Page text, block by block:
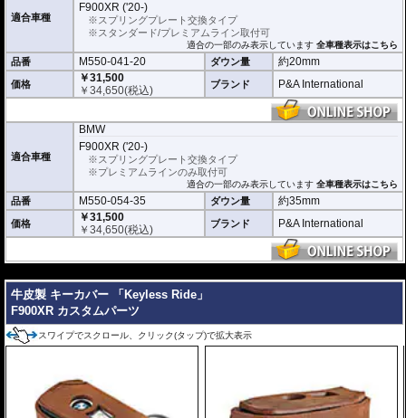
※フロントフォークの突き出し量を合わせて調整することをお勧めします。(調
整可能な車種の場合。推奨調整値はマニュアルに記載)
※安全に関する重要なパーツの為、プロショップによる取付を行ってくださ
い。個人でお取付の場合、弊社ではいかなる事象においてその責を負うことが
できません。
適合車種
F900XR ('20-)
※スプリングプレート交換タイプ
※スタンダード/プレミアムライン取付可
適合の一部のみ表示しています全車種表示はこちら
品番 M550-041-20 ダウン量 約20mm
価格
￥31,500
￥34,650(税込) ブランド P&A International
適合車種
BMW
F900XR ('20-)
※スプリングプレート交換タイプ
※プレミアムラインのみ取付可
適合の一部のみ表示しています全車種表示はこちら
品番 M550-054-35 ダウン量 約35mm
価格
￥31,500
￥34,650(税込) ブランド P&A International
牛皮製 キーカバー 「Keyless Ride」
F900XR カスタムパーツ
スワイプでスクロール、クリック(タップ)で拡大表示